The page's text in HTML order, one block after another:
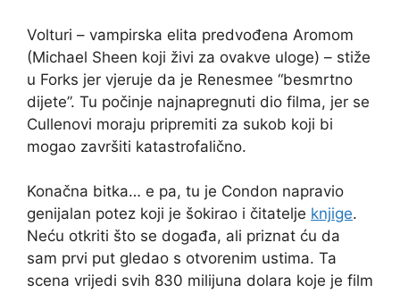
Volturi – vampirska elita predvođena Aromom
(Michael Sheen koji živi za ovakve uloge) – stiže
u Forks jer vjeruje da je Renesmee “besmrtno
dijete”. Tu počinje najnapregnuti dio filma, jer se
Cullenovi moraju pripremiti za sukob koji bi
mogao završiti katastrofalično.
Konačna bitka… e pa, tu je Condon napravio
genijalan potez koji je šokirao i čitatelje knjige.
Neću otkriti što se događa, ali priznat ću da
sam prvi put gledao s otvorenim ustima. Ta
scena vrijedi svih 830 milijuna dolara koje je film